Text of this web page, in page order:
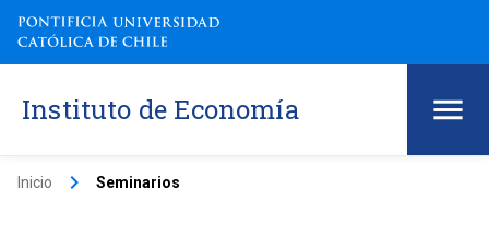
Instituto de Economía
Inicio keyboard_arrow_right Seminarios